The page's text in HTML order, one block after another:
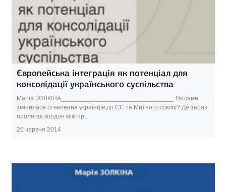
Європейська інтеграція як потенціал для
консолідації українського суспільства
Марія ЗОЛКІНА________________________________ Як саме
змінилося ставлення українців до ЄС та Митного союзу? Де зараз
пролягає кордон між пр...
26 червня 2014